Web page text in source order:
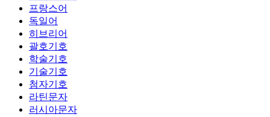
프랑스어
독일어
히브리어
괄호기호
학술기호
기술기호
첨자기호
라틴문자
러시아문자